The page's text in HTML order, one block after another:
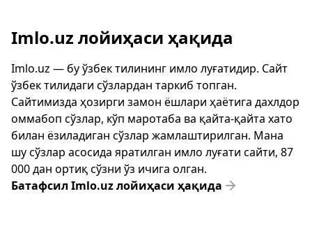
Imlo.uz лойиҳаси ҳақида
Imlo.uz — бу ўзбек тилининг имло луғатидир. Сайт
ўзбек тилидаги сўзлардан таркиб топган.
Сайтимизда ҳозирги замон ёшлари ҳаётига дахлдор
оммабоп сўзлар, кўп маротаба ва қайта-қайта хато
билан ёзиладиган сўзлар жамлаштирилган. Мана
шу сўзлар асосида яратилган имло луғати сайти, 87
000 дан ортиқ сўзни ўз ичига олган.
Батафсил Imlo.uz лойиҳаси ҳақида